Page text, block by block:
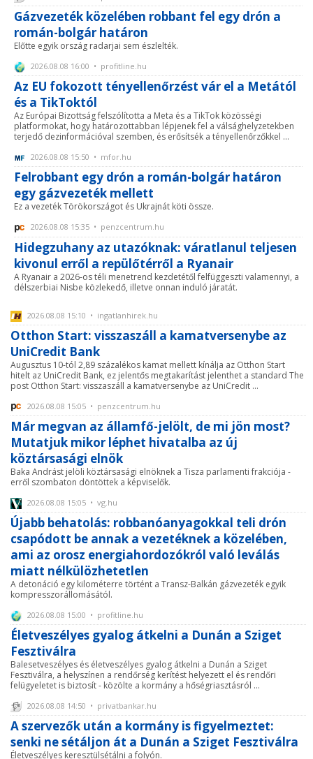
Gázvezeték közelében robbant fel egy drón a
román-bolgár határon
Előtte egyik ország radarjai sem észlelték.
2026.08.08 16:00 • profitline.hu
Az EU fokozott tényellenőrzést vár el a Metától
és a TikToktól
Az Európai Bizottság felszólította a Meta és a TikTok közösségi
platformokat, hogy határozottabban lépjenek fel a válsághelyzetekben
terjedő dezinformációval szemben, és erősítsék a tényellenőrzőkkel ...
2026.08.08 15:50 • mfor.hu
Felrobbant egy drón a román-bolgár határon
egy gázvezeték mellett
Ez a vezeték Törökországot és Ukrajnát köti össze.
2026.08.08 15:35 • penzcentrum.hu
Hidegzuhany az utazóknak: váratlanul teljesen
kivonul erről a repülőtérről a Ryanair
A Ryanair a 2026-os téli menetrend kezdetétől felfüggeszti valamennyi, a
délszerbiai Nisbe közlekedő, illetve onnan induló járatát.
2026.08.08 15:10 • ingatlanhirek.hu
Otthon Start: visszaszáll a kamatversenybe az
UniCredit Bank
Augusztus 10-tól 2,89 százalékos kamat mellett kínálja az Otthon Start
hitelt az UniCredit Bank, ez jelentős megtakarítást jelenthet a standard The
post Otthon Start: visszaszáll a kamatversenybe az UniCredit ...
2026.08.08 15:05 • penzcentrum.hu
Már megvan az államfő-jelölt, de mi jön most?
Mutatjuk mikor léphet hivatalba az új
köztársasági elnök
Baka Andrást jelöli köztársasági elnöknek a Tisza parlamenti frakciója -
erről szombaton döntöttek a képviselők.
2026.08.08 15:05 • vg.hu
Újabb behatolás: robbanóanyagokkal teli drón
csapódott be annak a vezetéknek a közelében,
ami az orosz energiahordozókról való leválás
miatt nélkülözhetetlen
A detonáció egy kilométerre történt a Transz-Balkán gázvezeték egyik
kompresszorállomásától.
2026.08.08 15:00 • profitline.hu
Életveszélyes gyalog átkelni a Dunán a Sziget
Fesztiválra
Balesetveszélyes és életveszélyes gyalog átkelni a Dunán a Sziget
Fesztiválra, a helyszínen a rendőrség kerítést helyezett el és rendőri
felügyeletet is biztosít - közölte a kormány a hőségriasztásról ...
2026.08.08 14:50 • privatbankar.hu
A szervezők után a kormány is figyelmeztet:
senki ne sétáljon át a Dunán a Sziget Fesztiválra
Életveszélyes keresztülsétálni a folyón.